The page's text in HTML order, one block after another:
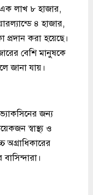
এক লাখ ৮ হাজার,
৪ হাজার,
প্রদান করা হয়েছে।
বেশি মানুষকে
জানা যায়।
জন্য
স্বাস্থ্য ও
অগ্রাধিকারের